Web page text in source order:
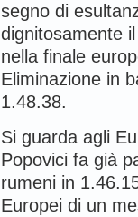
segno di
dignitosamente
nella finale
Eliminazione in
1.48.38.
Si guarda agli
Popovici fa già
rumeni in
Europei di un